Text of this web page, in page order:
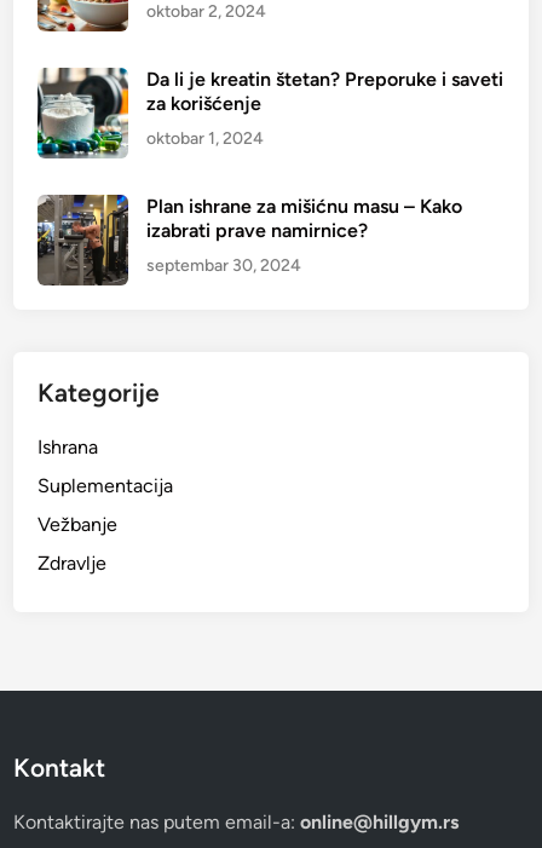
oktobar 2, 2024
Da li je kreatin štetan? Preporuke i saveti
za korišćenje
oktobar 1, 2024
Plan ishrane za mišićnu masu – Kako
izabrati prave namirnice?
septembar 30, 2024
Kategorije
Ishrana
Suplementacija
Vežbanje
Zdravlje
Kontakt
Kontaktirajte nas putem email-a:online@hillgym.rs